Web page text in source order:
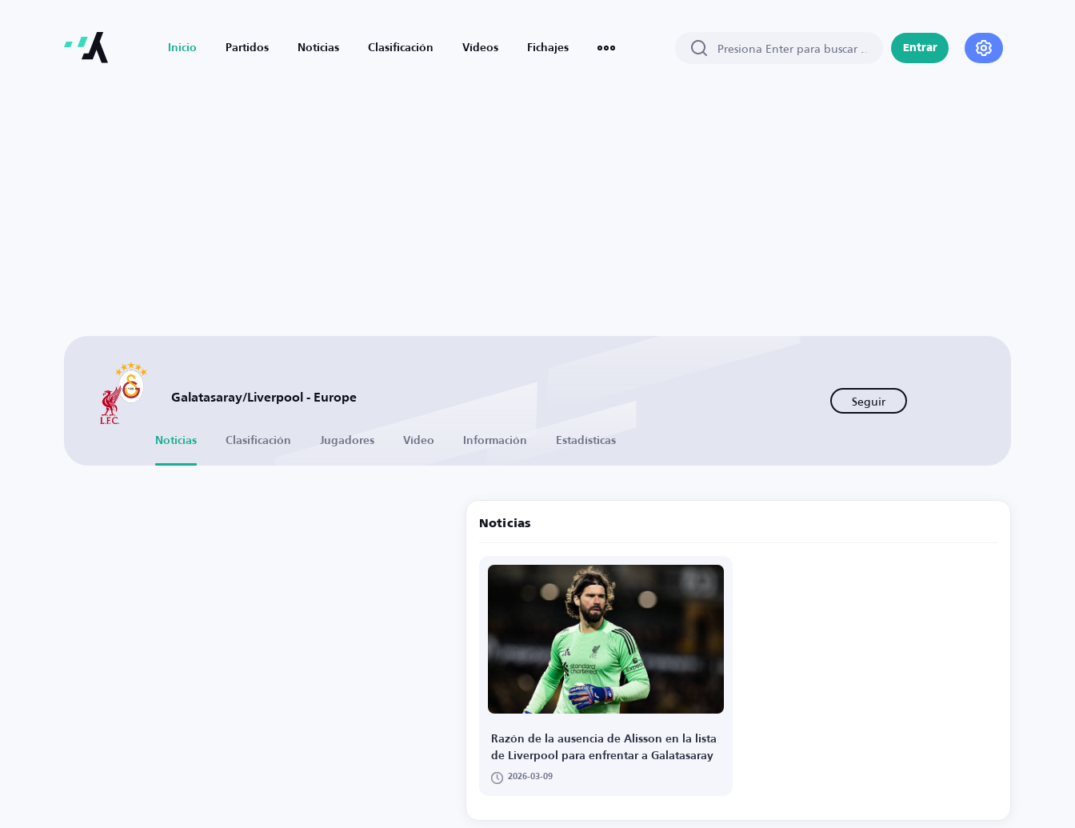
Inicio Partidos Noticias Clasificación Vídeos Fichajes Entrar
Galatasaray/Liverpool - Europe Seguir
Noticias Clasificación Jugadores Vídeo Información Estadísticas
Noticias
Razón de la ausencia de Alisson en la lista
de Liverpool para enfrentar a Galatasaray
2026-03-09